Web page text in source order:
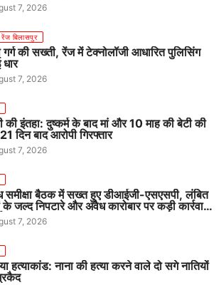
7, 2026
बिलासपुर
की सख्ती, रेंज में टेक्नोलॉजी आधारित पुलिसिंग
7, 2026
की इंतहा: दुष्कर्म के बाद मां और 10 माह की बेटी की
दिन बाद आरोपी गिरफ्तार
7, 2026
समीक्षा बैठक में सख्त हुए डीआईजी-एसएसपी, लंबित
के जल्द निपटारे और अवैध कारोबार पर कड़ी कार्रवाई
7, 2026
हत्याकांड: नाना की हत्या करने वाले दो सगे नातियों